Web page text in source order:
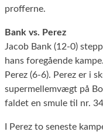
profferne.
Bank vs. Perez
Jacob Bank (12-0)
hans foregående
Perez (6-6). Perez er i
supermellemvægt på
faldet en smule til nr.
I Perez to seneste